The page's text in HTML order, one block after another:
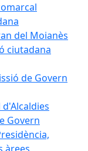
del Moianès
ciutadana
de Govern
Govern